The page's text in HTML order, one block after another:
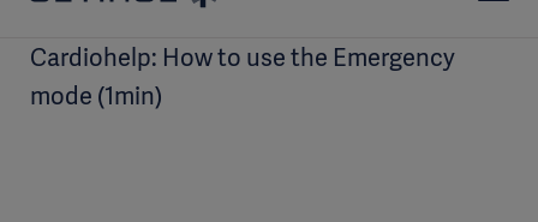
Cardiohelp: How to use the Emergency
mode (1min)